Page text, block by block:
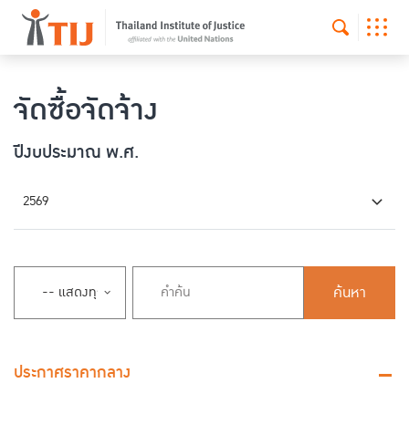
จัดซื้อจัดจ้าง
ปีงบประมาณ พ.ศ.
2569
ค้นหา
ประกาศราคากลาง